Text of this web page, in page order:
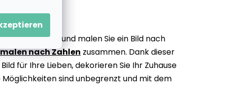
Ihnen gehört, und malen Sie ein Bild nach
nach Zahlen zusammen. Dank dieser
für Ihre Lieben, dekorieren Sie Ihr Zuhause
sind unbegrenzt und mit dem